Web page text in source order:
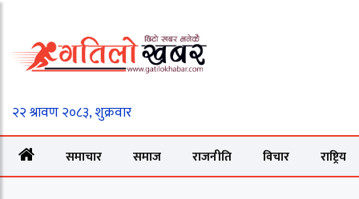
समाचार समाज राजनीति विचार राष्ट्रिय